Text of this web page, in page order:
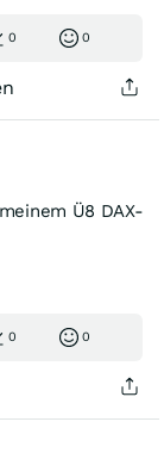
0 0
Ü8 DAX-
0 0